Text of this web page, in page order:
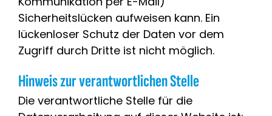
Sicherheitslücken aufweisen kann. Ein
lückenloser Schutz der Daten vor dem
Zugriff durch Dritte ist nicht möglich.
Hinweis zur verantwortlichen Stelle
Die verantwortliche Stelle für die